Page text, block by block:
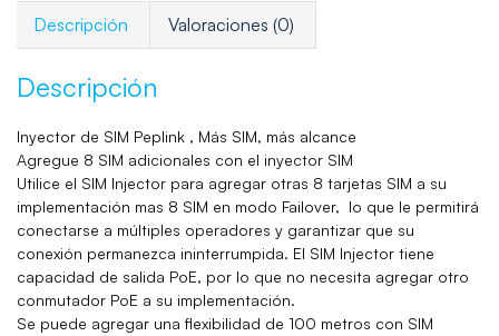
Descripción Valoraciones (0)
Descripción
Inyector de SIM Peplink , Más SIM, más alcance
Agregue 8 SIM adicionales con el inyector SIM
Utilice el SIM Injector para agregar otras 8 tarjetas SIM a su
implementación mas 8 SIM en modo Failover, lo que le permitirá
conectarse a múltiples operadores y garantizar que su
conexión permanezca ininterrumpida. El SIM Injector tiene
capacidad de salida PoE, por lo que no necesita agregar otro
conmutador PoE a su implementación.
Se puede agregar una flexibilidad de 100 metros con SIM